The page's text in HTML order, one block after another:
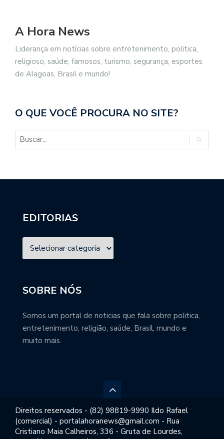
A Hora News
Liderança em notícias sobre entretenimento, politica,
religioso, saúde, famosos, turismo, segurança, esportes
de Alagoas, Brasil e mundo!
O QUE VOCÊ PROCURA NO SITE?
EDITORIAS
SOBRE NÓS
Somos um portal de noticias que fala sobre politica,
entretenimento, religião, saúde, Brasil, mundo e
muito mais.
Direitos reservados - (82) 98819-9990 Ildo Rafael
(comercial) - portalahoranews@gmail.com - Rua
Cristiano Maia Calheiros, 336 - Gruta de Lourdes,